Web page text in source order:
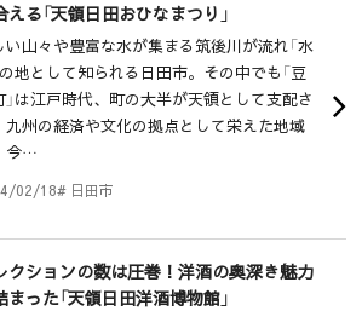
える「天領日田おひなまつり」
い山々や豊富な水が集まる筑後川が流れ「水
の地として知られる日田市。その中でも「豆
」は江戸時代、町の大半が天領として支配さ
九州の経済や文化の拠点として栄えた地域
今…
02/18# 日田市
クションの数は圧巻！洋酒の奥深き魅力
まった「天領日田洋酒博物館」